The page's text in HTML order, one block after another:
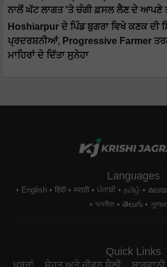
ਨਾਲੋਂ ਘੱਟ ਲਾਗਤ 'ਤੇ ਚੰਗੀ ਫ਼ਸਲ ਲੈਣ ਦੇ ਆਪਣੇ
Hoshiarpur ਦੇ ਪਿੰਡ ਬੁਗਰਾ ਵਿਖੇ ਕਣਕ ਦੀ
ਪ੍ਰਦਰਸ਼ਨੀਆਂ, Progressive Farmer
ਮਾਹਿਰਾਂ ਦੇ ਦਿੱਤਾ ਸੁਨੇਹਾ
Languages
English हिंदी मराठी ਪੰਜਾਬੀ தமிழ்
অসমীয়া
తెలుగు
Quick Links
ਖਬਰਾਂ ਸੇਹਤ ਅਤੇ ਜੀਵਨ ਸ਼ੈਲੀ ਬਾਗਵਾਨੀ